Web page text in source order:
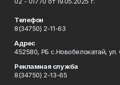
Телефон
8(34750) 2-11-63
Адрес
452580, РБ с.Новобелокатай, ул.
Рекламная служба
8(34750) 2-13-65